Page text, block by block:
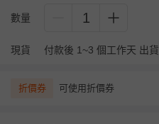
數量 1
現貨 付款後 1~3 個工作天 出貨
折價券 可使用折價券